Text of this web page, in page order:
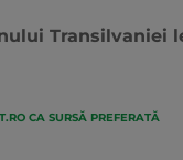
Transilvaniei
CA SURSĂ PREFERATĂ